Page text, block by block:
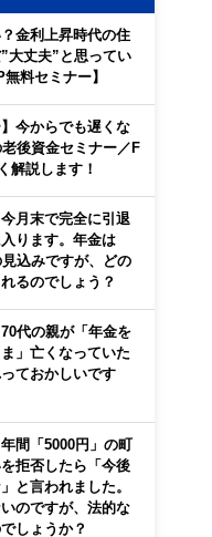
金利上昇時代の住
大丈夫”と思ってい
料セミナー】
】今からでも遅くな
後資金セミナー／F
解説します！
今月末で完全に引退
ります。年金は
見込みですが、どの
るのでしょう？
70代の親が「年金を
」亡くなっていた
ておかしいです
年間「5000円」の町
拒否したら「今後
と言われました。
のですが、法的な
しょうか？